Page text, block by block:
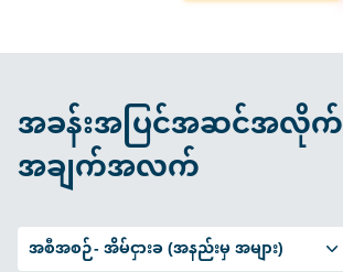
အခန်းအပြင်အဆင်အလိုက်
အချက်အလက်
အစီအစဉ်-အိမ်ငှားခ (အနည်းမှ အများ)